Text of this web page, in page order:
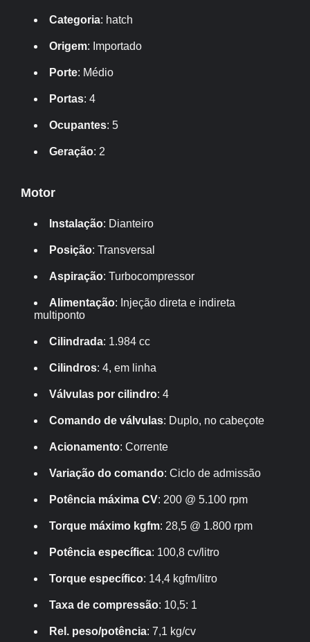
Categoria: hatch
Origem: Importado
Porte: Médio
Portas: 4
Ocupantes: 5
Geração: 2
Motor
Instalação: Dianteiro
Posição: Transversal
Aspiração: Turbocompressor
Alimentação: Injeção direta e indireta
multiponto
Cilindrada: 1.984 cc
Cilindros: 4, em linha
Válvulas por cilindro: 4
Comando de válvulas: Duplo, no cabeçote
Acionamento: Corrente
Variação do comando: Ciclo de admissão
Potência máxima CV: 200 @ 5.100 rpm
Torque máximo kgfm: 28,5 @ 1.800 rpm
Potência específica: 100,8 cv/litro
Torque específico: 14,4 kgfm/litro
Taxa de compressão: 10,5: 1
Rel. peso/potência: 7,1 kg/cv